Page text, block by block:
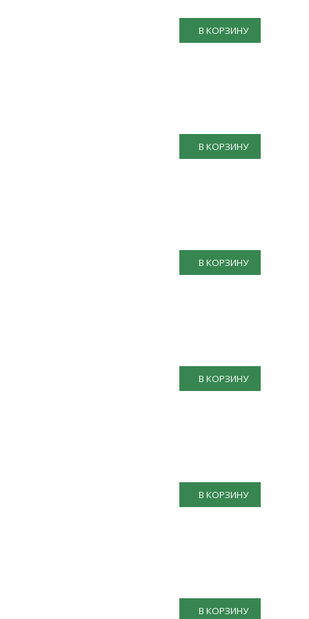
В КОРЗИНУ
В КОРЗИНУ
В КОРЗИНУ
В КОРЗИНУ
В КОРЗИНУ
В КОРЗИНУ